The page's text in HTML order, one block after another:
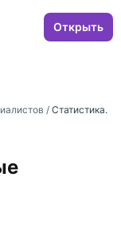
Открыть
/ Статистика.